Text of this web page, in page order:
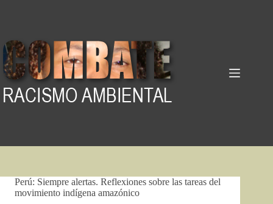
Perú: Siempre alertas. Reflexiones sobre las tareas del
movimiento indígena amazónico